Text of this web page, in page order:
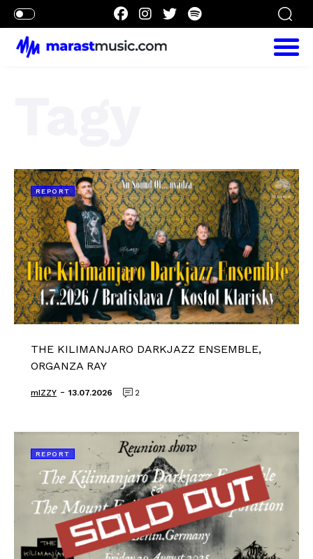
REPORT
THE KILIMANJARO DARKJAZZ ENSEMBLE,
ORGANZA RAY
mIZZY - 13.07.2026 2
REPORT